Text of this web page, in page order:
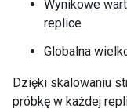
Wynikowe
replice
Globalna
Dzięki skalowaniu
próbkę w każdej